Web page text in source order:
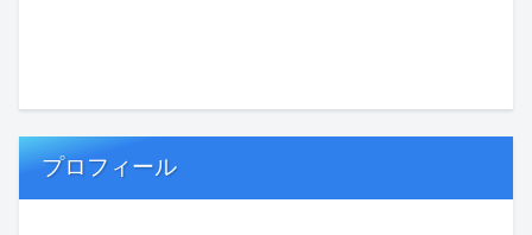
プロフィール